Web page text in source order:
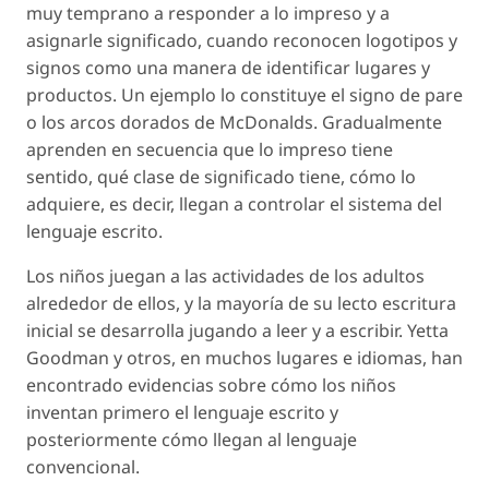
muy temprano a responder a lo impreso y a
asignarle significado, cuando reconocen logotipos y
signos como una manera de identificar lugares y
productos. Un ejemplo lo constituye el signo de pare
o los arcos dorados de McDonalds. Gradualmente
aprenden en secuencia que lo impreso tiene
sentido, qué clase de significado tiene, cómo lo
adquiere, es decir, llegan a controlar el sistema del
lenguaje escrito.
Los niños juegan a las actividades de los adultos
alrededor de ellos, y la mayoría de su lecto escritura
inicial se desarrolla jugando a leer y a escribir. Yetta
Goodman y otros, en muchos lugares e idiomas, han
encontrado evidencias sobre cómo los niños
inventan primero el lenguaje escrito y
posteriormente cómo llegan al lenguaje
convencional.